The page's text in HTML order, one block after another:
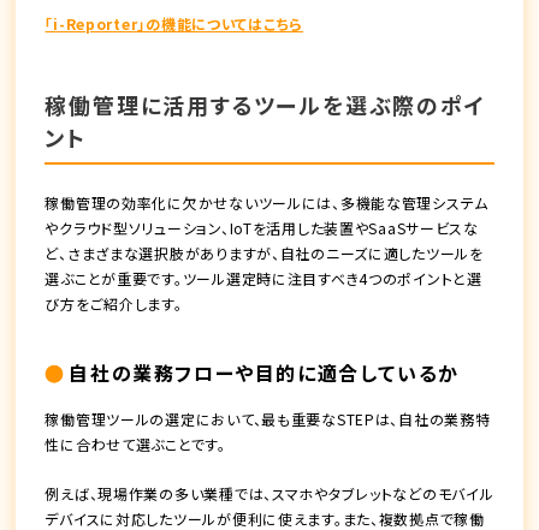
「i-Reporter」の機能についてはこちら
稼働管理に活用するツールを選ぶ際のポイ
ント
稼働管理の効率化に欠かせないツールには、多機能な管理システム
やクラウド型ソリューション、IoTを活用した装置やSaaSサービスな
ど、さまざまな選択肢がありますが、自社のニーズに適したツールを
選ぶことが重要です。ツール選定時に注目すべき4つのポイントと選
び方をご紹介します。
自社の業務フローや目的に適合しているか
稼働管理ツールの選定において、最も重要なSTEPは、自社の業務特
性に合わせて選ぶことです。
例えば、現場作業の多い業種では、スマホやタブレットなどのモバイル
デバイスに対応したツールが便利に使えます。また、複数拠点で稼働